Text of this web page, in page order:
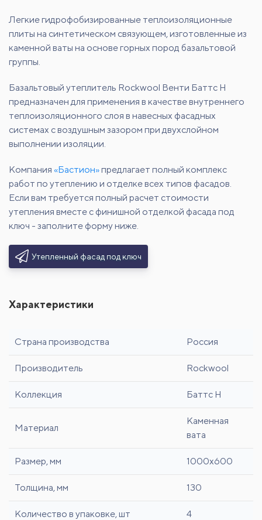
Легкие гидрофобизированные теплоизоляционные
плиты на синтетическом связующем, изготовленные из
каменной ваты на основе горных пород базальтовой
группы.
Базальтовый утеплитель Rockwool Венти Баттс Н
предназначен для применения в качестве внутреннего
теплоизоляционного слоя в навесных фасадных
системах с воздушным зазором при двухслойном
выполнении изоляции.
Компания «Бастион»предлагает полный комплекс
работ по утеплению и отделке всех типов фасадов.
Если вам требуется полный расчет стоимости
утепления вместе с финишной отделкой фасада под
ключ - заполните форму ниже.
Утепленный фасад под ключ
Характеристики
Страна производства Россия
Производитель Rockwool
Коллекция Баттс Н
Материал
Каменная
вата
Размер, мм 1000x600
Толщина, мм 130
Количество в упаковке, шт 4